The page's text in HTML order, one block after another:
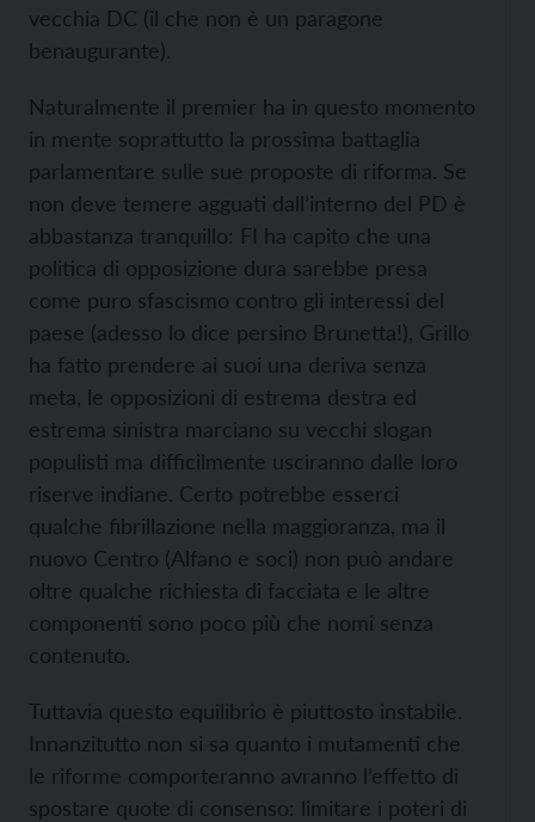
vecchia DC (il che non è un paragone
benaugurante).
Naturalmente il premier ha in questo momento
in mente soprattutto la prossima battaglia
parlamentare sulle sue proposte di riforma. Se
non deve temere agguati dall’interno del PD è
abbastanza tranquillo: FI ha capito che una
politica di opposizione dura sarebbe presa
come puro sfascismo contro gli interessi del
paese (adesso lo dice persino Brunetta!), Grillo
ha fatto prendere ai suoi una deriva senza
meta, le opposizioni di estrema destra ed
estrema sinistra marciano su vecchi slogan
populisti ma difficilmente usciranno dalle loro
riserve indiane. Certo potrebbe esserci
qualche fibrillazione nella maggioranza, ma il
nuovo Centro (Alfano e soci) non può andare
oltre qualche richiesta di facciata e le altre
componenti sono poco più che nomi senza
contenuto.
Tuttavia questo equilibrio è piuttosto instabile.
Innanzitutto non si sa quanto i mutamenti che
le riforme comporteranno avranno l’effetto di
spostare quote di consenso: limitare i poteri di